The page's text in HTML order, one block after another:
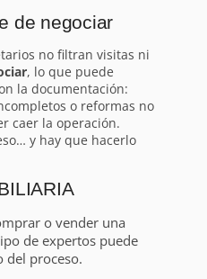
de negociar
no filtran visitas ni
, lo que puede
la documentación:
o reformas no
caer la operación.
y hay que hacerlo
o vender una
de expertos puede
del proceso.